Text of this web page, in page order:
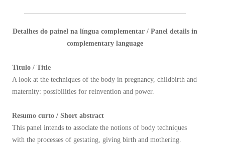
Detalhes do painel na língua complementar / Panel details in
complementary language
Título / Title
A look at the techniques of the body in pregnancy, childbirth and
maternity: possibilities for reinvention and power.
Resumo curto / Short abstract
This panel intends to associate the notions of body techniques
with the processes of gestating, giving birth and mothering.